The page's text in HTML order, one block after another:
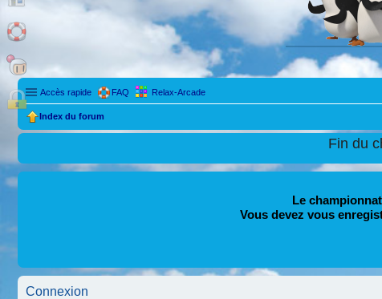
Accès rapide FAQ Relax-Arcade
Index du forum
Fin du
Le
Vous devez vous
Connexion